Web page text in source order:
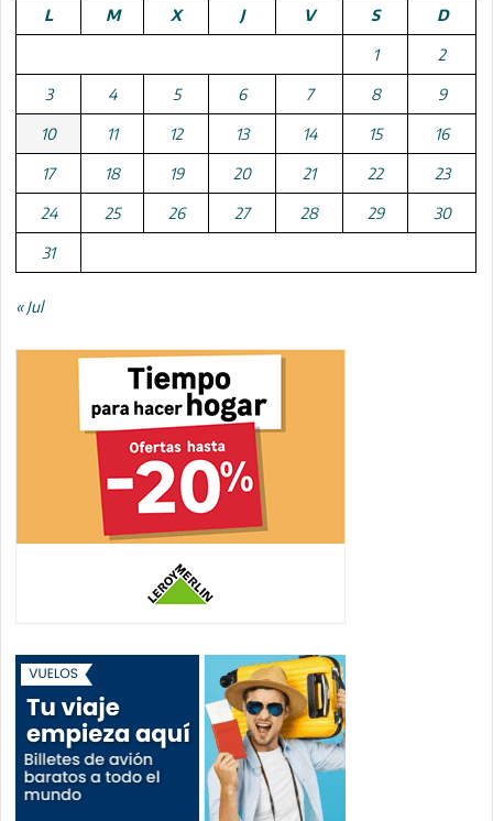
L
M X J V S D
1 2
3 4 5 6 7 8 9
10 11 12 13 14 15 16
17 18 19 20 21 22 23
24 25 26 27 28 29 30
31
« Jul